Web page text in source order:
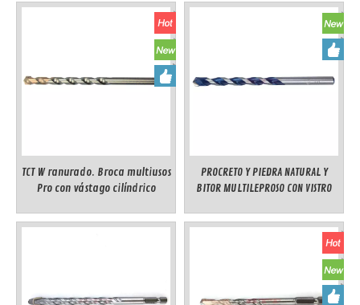
TCT W ranurado. Broca multiusos
Pro con vástago cilíndrico
PROCRETO Y PIEDRA NATURAL Y
BITOR MULTILEPROSO CON VISTRO